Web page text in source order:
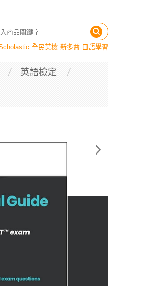
全民英檢 新多益 日語學習
英語檢定